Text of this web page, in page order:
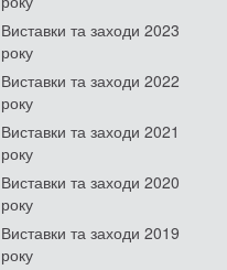
Виставки та заходи 2023
року
Виставки та заходи 2022
року
Виставки та заходи 2021
року
Виставки та заходи 2020
року
Виставки та заходи 2019
року